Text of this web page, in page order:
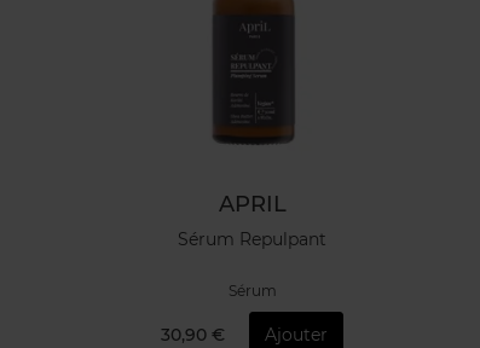
APRIL
Sérum Repulpant
Sérum
30,90 € Ajouter